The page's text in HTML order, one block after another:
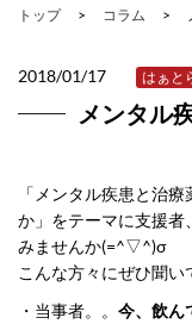
トップ コラム
2018/01/17 はぁと
メンタル
「メンタル疾患と治
か」をテーマに支援者
みませんか(=^▽^)σ
こんな方々にぜひ聞い
・当事者。。 今、飲ん